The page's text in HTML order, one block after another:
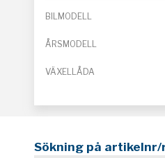
BILMODELL
ÅRSMODELL
VÄXELLÅDA
Sökning på